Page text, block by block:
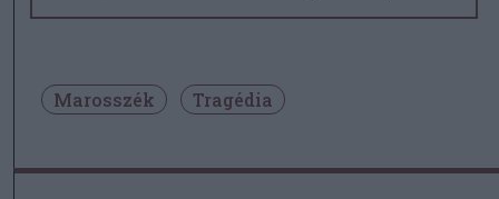
Marosszék Tragédia